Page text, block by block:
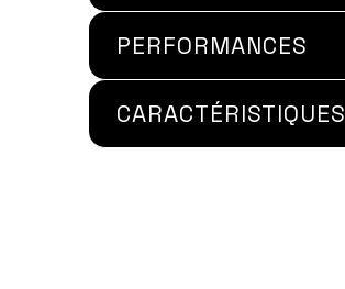
PERFORMANCES
CARACTÉRISTIQUES